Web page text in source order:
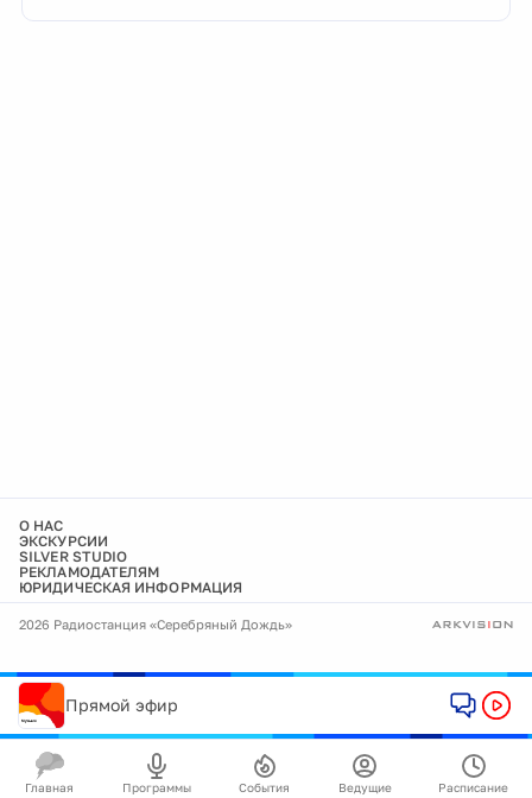
О НАС
ЭКСКУРСИИ
SILVER STUDIO
РЕКЛАМОДАТЕЛЯМ
ЮРИДИЧЕСКАЯ ИНФОРМАЦИЯ
2026 Радиостанция «Серебряный Дождь»
Прямой эфир
Главная Программы События Ведущие Расписание